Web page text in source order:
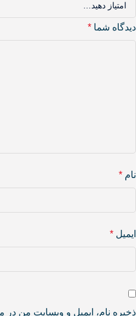
دیدگاه شما *
نام *
ایمیل *
ذخیره نام، ایمیل و وبسایت من در